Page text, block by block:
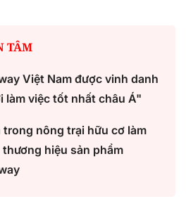
TÂM
Việt Nam được vinh danh
làm việc tốt nhất châu Á"
trong nông trại hữu cơ làm
thương hiệu sản phẩm